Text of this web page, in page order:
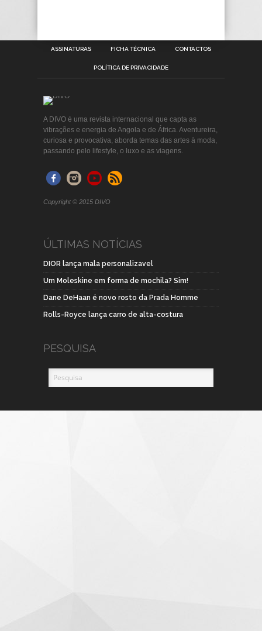
ASSINATURAS FICHA TÉCNICA CONTACTOS
POLÍTICA DE PRIVACIDADE
A DIVO é uma revista internacional que capta as
vibrações e energia de Angola e de África. Aventureira,
curiosa e provocativa, aborda temas das artes à moda,
passando pelo lifestyle, o luxo e as viagens.
Copyright © 2015 DIVO
ÚLTIMAS NOTÍCIAS
DIOR lança mala personalizavel
Um Moleskine em forma de mochila? Sim!
Dane DeHaan é novo rosto da Prada Homme
Rolls-Royce lança carro de alta-costura
PESQUISA